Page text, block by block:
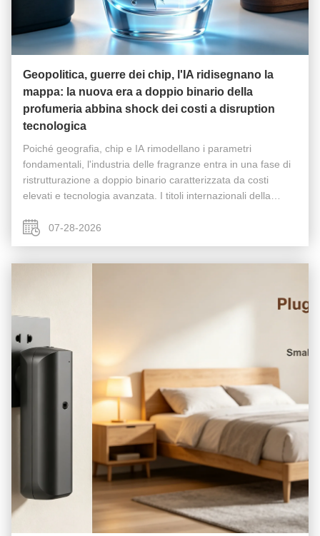
Geopolitica, guerre dei chip, l'IA ridisegnano la
mappa: la nuova era a doppio binario della
profumeria abbina shock dei costi a disruption
tecnologica
Poiché geografia, chip e IA rimodellano i parametri
fondamentali, l'industria delle fragranze entra in una fase di
ristrutturazione a doppio binario caratterizzata da costi
elevati e tecnologia avanzata. I titoli internazionali della
del ... 07-28-2026